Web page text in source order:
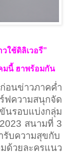
ใช้ดิลิเวอรี”
มนี้ ฮาพร้อมกัน
อนข่าวภาคค่ำ
ฟความสนุกจัด
นรอบแบ่งกลุ่ม
2023 สนามที่ 3
รับความสุขกับ
ด้วยละครแนว